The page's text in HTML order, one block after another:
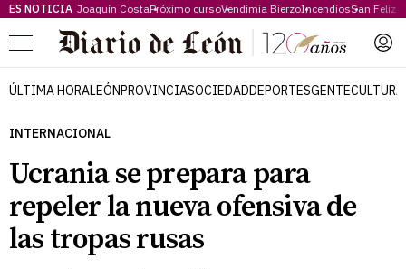
ES NOTICIA Joaquín CostaPróximo cursoVendimia BierzoIncendiosSan Feliz
Menú
ÚLTIMA HORALEÓNPROVINCIASOCIEDADDEPORTESGENTECULTURA
INTERNACIONAL
Ucrania se prepara para
repeler la nueva ofensiva de
las tropas rusas